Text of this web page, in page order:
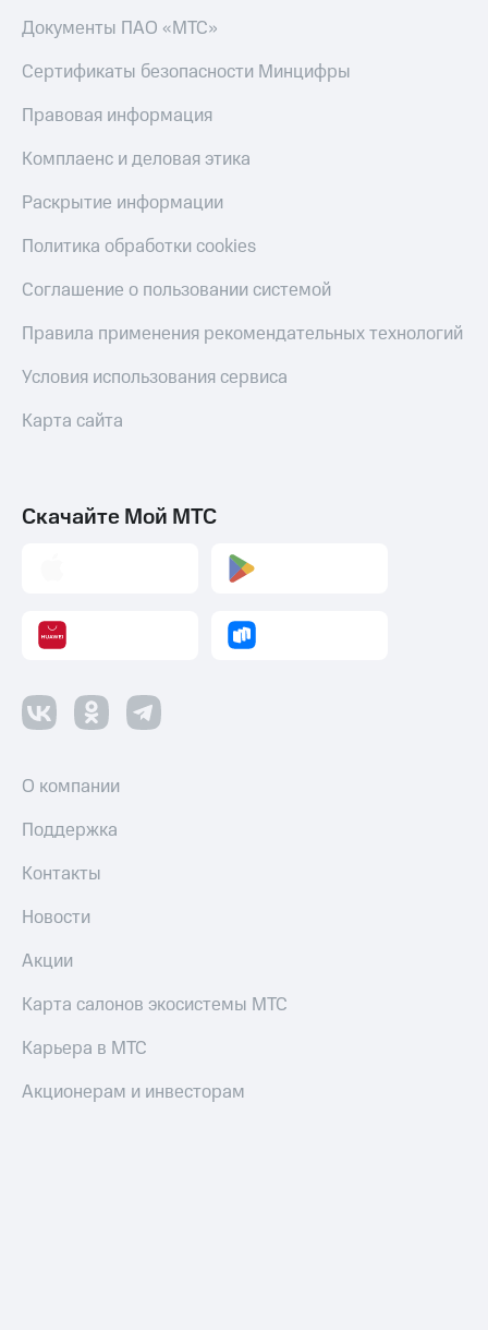
Документы ПАО «МТС»
Сертификаты безопасности Минцифры
Правовая информация
Комплаенс и деловая этика
Раскрытие информации
Политика обработки cookies
Соглашение о пользовании системой
Правила применения рекомендательных технологий
Условия использования сервиса
Карта сайта
Скачайте Мой МТС
О компании
Поддержка
Контакты
Новости
Акции
Карта салонов экосистемы МТС
Карьера в МТС
Акционерам и инвесторам